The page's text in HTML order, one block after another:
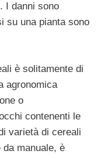
. I danni sono
su una pianta sono
è solitamente di
agronomica
o
contenenti le
varietà di cereali
da manuale, è